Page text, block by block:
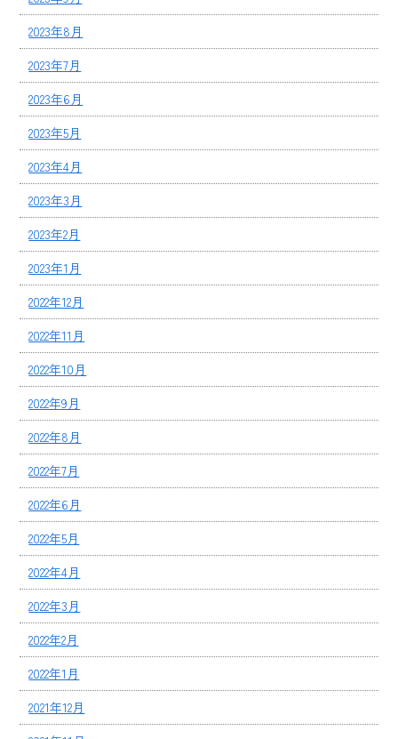
2023年8月
2023年7月
2023年6月
2023年5月
2023年4月
2023年3月
2023年2月
2023年1月
2022年12月
2022年11月
2022年10月
2022年9月
2022年8月
2022年7月
2022年6月
2022年5月
2022年4月
2022年3月
2022年2月
2022年1月
2021年12月